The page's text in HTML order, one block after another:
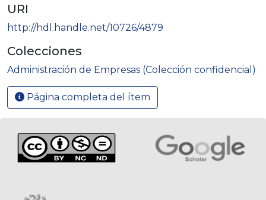
URI
http://hdl.handle.net/10726/4879
Colecciones
Administración de Empresas (Colección confidencial)
Página completa del ítem